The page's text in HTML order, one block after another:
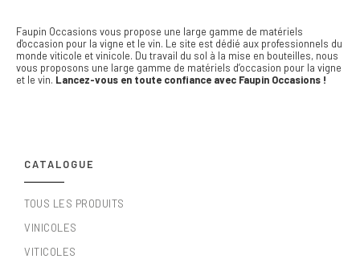
Faupin Occasions vous propose une large gamme de matériels
d'occasion pour la vigne et le vin. Le site est dédié aux professionnels du
monde viticole et vinicole. Du travail du sol à la mise en bouteilles, nous
vous proposons une large gamme de matériels d’occasion pour la vigne
et le vin. Lancez-vous en toute confiance avec Faupin Occasions !
CATALOGUE
TOUS LES PRODUITS
VINICOLES
VITICOLES